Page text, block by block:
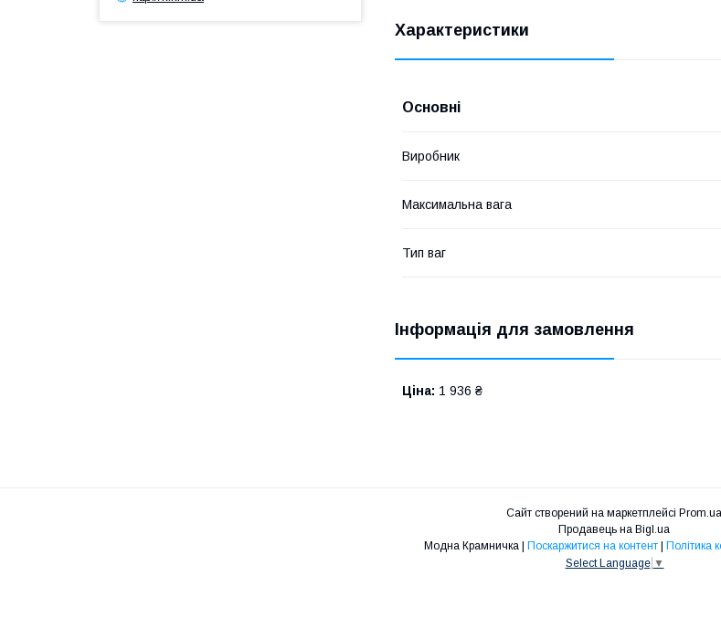
Характеристики
Основні
Виробник
Максимальна вага
Тип ваг
Інформація для замовлення
Ціна: 1 936 ₴
Сайт створений на маркетплейсі Prom.ua
Продавець на Bigl.ua
Модна Крамничка | Поскаржитися на контент | Політика
Select Language ▼